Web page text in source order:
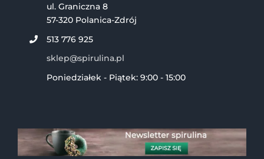
ul. Graniczna 8
57-320 Polanica-Zdrój
513 776 925
sklep@spirulina.pl
Poniedziałek - Piątek: 9:00 - 15:00